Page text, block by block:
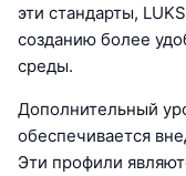
эти стандарты,
созданию более
среды.
Дополнительный
обеспечивается
Эти профили